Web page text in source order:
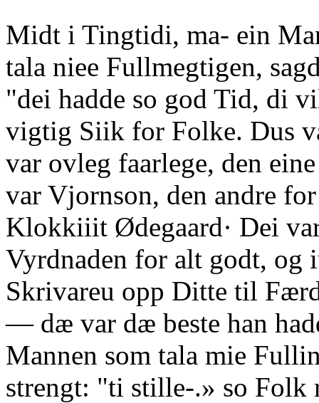
Midt i Tingtidi, ma- ein
tala niee Fullmegtigen,
"dei hadde so god Tid, di
vigtig Siik for Folke. Dus
var ovleg faarlege, den
var Vjornson, den andre
Klokkiiit Ødegaard· Dei
Vyrdnaden for alt godt, og
Skrivareu opp Ditte til
— dæ var dæ beste han
Mannen som tala mie
strengt: "ti stille-.» so Folk